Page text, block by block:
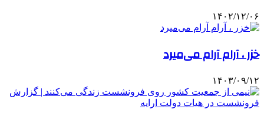
۱۴۰۲/۱۲/۰۶
خزر ، آرام آرام می‌میرد
۱۴۰۳/۰۹/۱۲